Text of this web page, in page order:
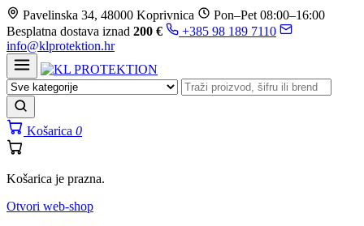
Prijeđi
na
sadržaj
Pavelinska 34, 48000 Koprivnica
Pon–Pet 08:00–16:00
Besplatna dostava iznad 200 €
+385 98 189 7110
info@klprotektion.hr
Košarica 0
Košarica je prazna.
Otvori web-shop